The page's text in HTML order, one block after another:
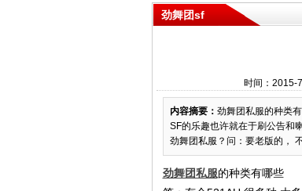
劲舞团sf
时间：2015-
内容摘要： 劲舞团私服的种类
SF的乐趣也许就在于刷公告和
劲舞团私服？问：要老版的，
劲舞团私服的种类有哪些